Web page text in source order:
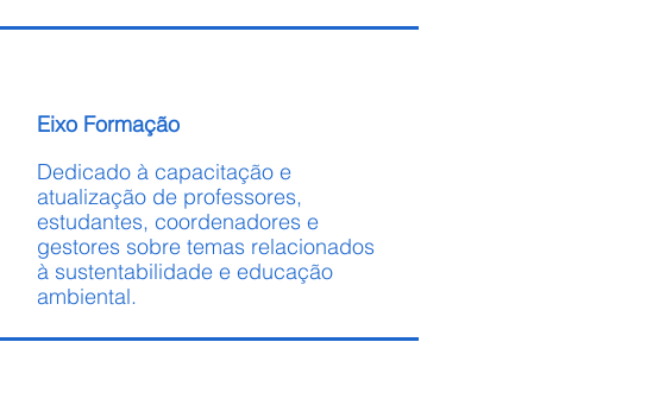
Eixo Formação
Dedicado à capacitação e
atualização de professores,
estudantes, coordenadores e
gestores sobre temas relacionados
à sustentabilidade e educação
ambiental.